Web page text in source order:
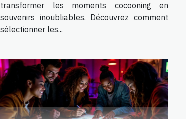
transformer les moments cocooning en
souvenirs inoubliables. Découvrez comment
sélectionner les...